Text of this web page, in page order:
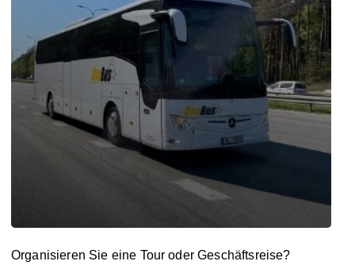
Organisieren Sie eine Tour oder Geschäftsreise?